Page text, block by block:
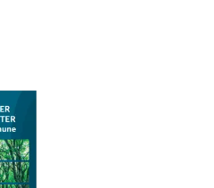
Kommune